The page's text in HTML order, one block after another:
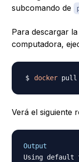
subcomando de
Para descargar
computadora,
docker
Verá el siguiente
Output
Using